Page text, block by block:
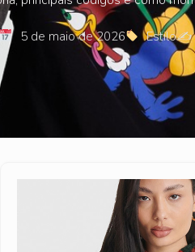
5 de maio de 2026 Estilo✍️